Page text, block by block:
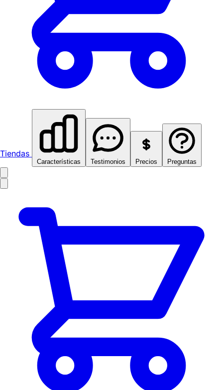
Tiendas
Características Testimonios Precios Preguntas